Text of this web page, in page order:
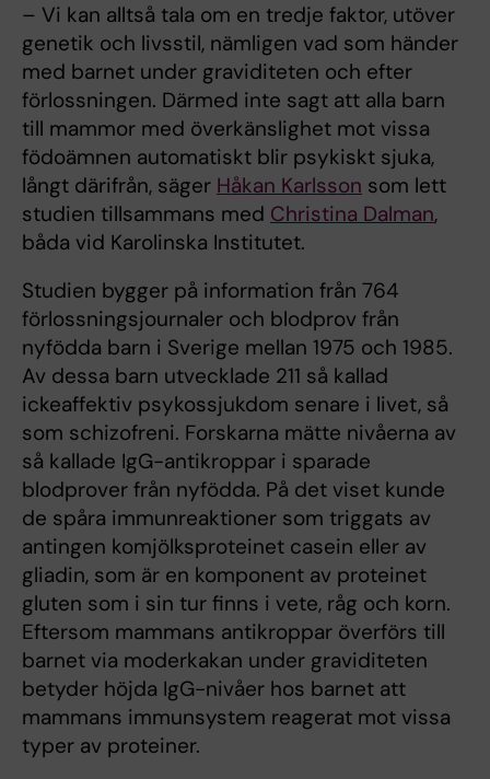
– Vi kan alltså tala om en tredje faktor, utöver
genetik och livsstil, nämligen vad som händer
med barnet under graviditeten och efter
förlossningen. Därmed inte sagt att alla barn
till mammor med överkänslighet mot vissa
födoämnen automatiskt blir psykiskt sjuka,
långt därifrån, säger Håkan Karlsson som lett
studien tillsammans med Christina Dalman,
båda vid Karolinska Institutet.
Studien bygger på information från 764
förlossningsjournaler och blodprov från
nyfödda barn i Sverige mellan 1975 och 1985.
Av dessa barn utvecklade 211 så kallad
ickeaffektiv psykossjukdom senare i livet, så
som schizofreni. Forskarna mätte nivåerna av
så kallade IgG-antikroppar i sparade
blodprover från nyfödda. På det viset kunde
de spåra immunreaktioner som triggats av
antingen komjölksproteinet casein eller av
gliadin, som är en komponent av proteinet
gluten som i sin tur finns i vete, råg och korn.
Eftersom mammans antikroppar överförs till
barnet via moderkakan under graviditeten
betyder höjda IgG-nivåer hos barnet att
mammans immunsystem reagerat mot vissa
typer av proteiner.